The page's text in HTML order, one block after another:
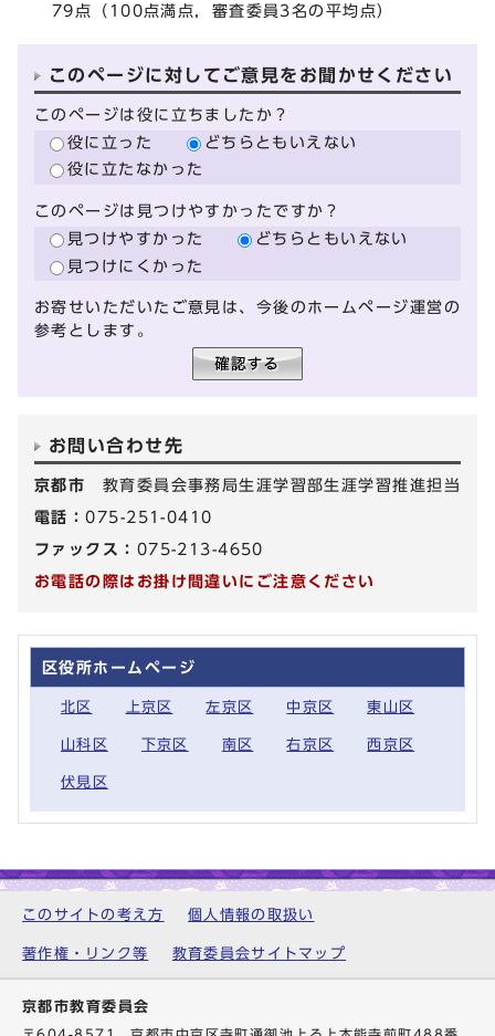
79点（100点満点，審査委員3名の平均点）
このページに対してご意見をお聞かせください
このページは役に立ちましたか？
役に立った
どちらともいえない
役に立たなかった
このページは見つけやすかったですか？
見つけやすかった
どちらともいえない
見つけにくかった
お寄せいただいたご意見は、今後のホームページ運営の
参考とします。
お問い合わせ先
京都市 教育委員会事務局生涯学習部生涯学習推進担当
電話：075-251-0410
ファックス： 075-213-4650
お電話の際はお掛け間違いにご注意ください
区役所ホームページ
北区 上京区 左京区 中京区 東山区
山科区 下京区 南区 右京区 西京区
伏見区
このサイトの考え方 個人情報の取扱い
著作権・リンク等 教育委員会サイトマップ
京都市教育委員会